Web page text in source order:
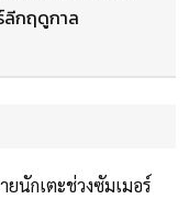
ลีกฤดูกาล
นักเตะช่วงซัมเมอร์